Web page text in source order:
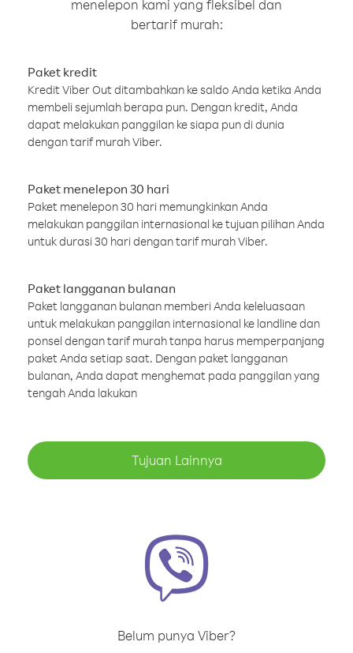
menelepon kami yang fleksibel dan
bertarif murah:
Paket kredit
Kredit Viber Out ditambahkan ke saldo Anda ketika Anda
membeli sejumlah berapa pun. Dengan kredit, Anda
dapat melakukan panggilan ke siapa pun di dunia
dengan tarif murah Viber.
Paket menelepon 30 hari
Paket menelepon 30 hari memungkinkan Anda
melakukan panggilan internasional ke tujuan pilihan Anda
untuk durasi 30 hari dengan tarif murah Viber.
Paket langganan bulanan
Paket langganan bulanan memberi Anda keleluasaan
untuk melakukan panggilan internasional ke landline dan
ponsel dengan tarif murah tanpa harus memperpanjang
paket Anda setiap saat. Dengan paket langganan
bulanan, Anda dapat menghemat pada panggilan yang
tengah Anda lakukan
Tujuan Lainnya
Belum punya Viber?